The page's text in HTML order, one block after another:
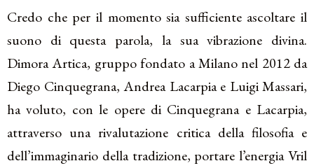
Credo che per il momento sia sufficiente ascoltare il
suono di questa parola, la sua vibrazione divina.
Dimora Artica, gruppo fondato a Milano nel 2012 da
Diego Cinquegrana, Andrea Lacarpia e Luigi Massari,
ha voluto, con le opere di Cinquegrana e Lacarpia,
attraverso una rivalutazione critica della filosofia e
dell’immaginario della tradizione, portare l’energia Vril